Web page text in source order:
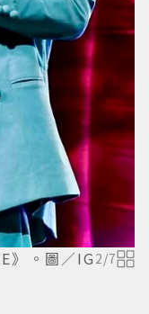
》。圖／IG 2/7